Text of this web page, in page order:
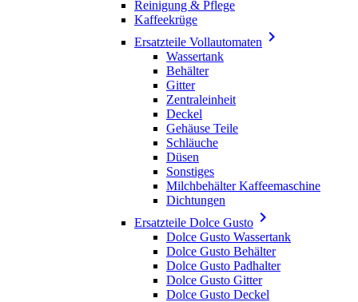
Reinigung & Pflege
Kaffeekrüge
Ersatzteile Vollautomaten 
Wassertank
Behälter
Gitter
Zentraleinheit
Deckel
Gehäuse Teile
Schläuche
Düsen
Sonstiges
Milchbehälter Kaffeemaschine
Dichtungen
Ersatzteile Dolce Gusto 
Dolce Gusto Wassertank
Dolce Gusto Behälter
Dolce Gusto Padhalter
Dolce Gusto Gitter
Dolce Gusto Deckel